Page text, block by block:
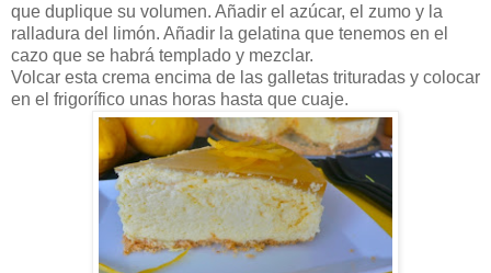
que duplique su volumen. Añadir el azúcar, el zumo y la
ralladura del limón. Añadir la gelatina que tenemos en el
cazo que se habrá templado y mezclar.
Volcar esta crema encima de las galletas trituradas y colocar
en el frigorífico unas horas hasta que cuaje.